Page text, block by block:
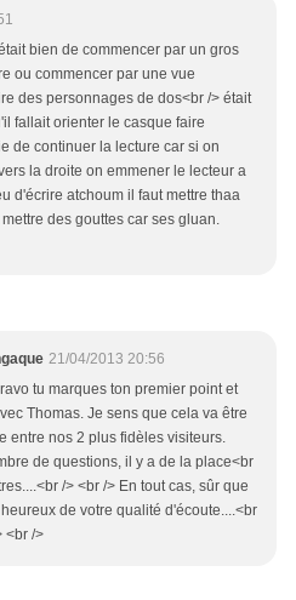
bien de commencer par un gros
ou commencer par une vue
des personnages de dos<br /> était
fallait orienter le casque faire
de continuer la lecture car si on
la droite on emmener le lecteur a
d'écrire atchoum il faut mettre thaa
des gouttes car ses gluan.
21/04/2013 20:56
tu marques ton premier point et
Thomas. Je sens que cela va être
entre nos 2 plus fidèles visiteurs.
de questions, il y a de la place<br
/> <br /> En tout cas, sûr que
de votre qualité d'écoute....<br
<br />